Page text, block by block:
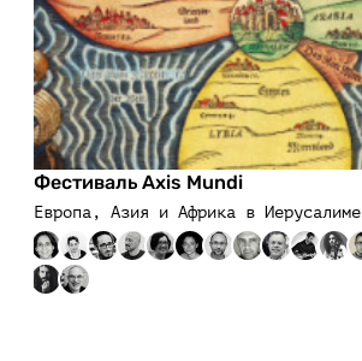
Фестиваль Axis Mundi
Европа, Азия и Африка в Иерусалиме